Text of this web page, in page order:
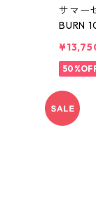
サマー
BURN